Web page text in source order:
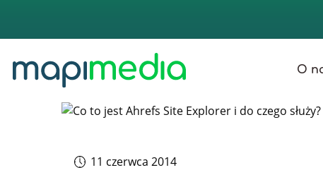
O
11 czerwca 2014